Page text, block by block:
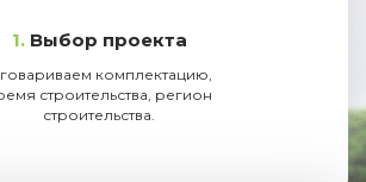
1. Выбор проекта
комплектацию,
строительства, регион
строительства.